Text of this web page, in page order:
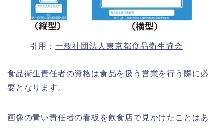
引用： 一般社団法人東京都食品衛生協会
食品衛生責任者の資格は食品を扱う営業を行う際に必
要となります。
画像の青い責任者の看板を飲食店で見かけたことはあ